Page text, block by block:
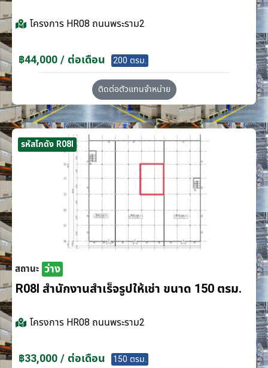
โครงการ HR08 ถนนพระราม2
฿44,000 / ต่อเดือน 200 ตรม.
ติดต่อตัวแทนจำหน่าย
รหัสโกดัง R08I
สถานะ ว่าง
R08I สำนักงานสำเร็จรูปให้เช่า ขนาด 150 ตรม.
โครงการ HR08 ถนนพระราม2
฿33,000 / ต่อเดือน 150 ตรม.